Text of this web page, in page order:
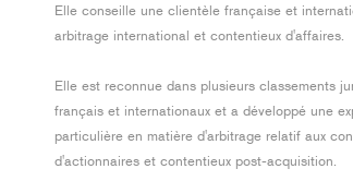
Elle conseille une clientèle française et
arbitrage international et contentieux d'affaires.
Elle est reconnue dans plusieurs classements
français et internationaux et a développé une
particulière en matière d'arbitrage relatif aux
d'actionnaires et contentieux post-acquisition.